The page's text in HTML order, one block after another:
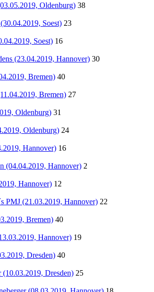
Oldenburg) 38
Soest) 23
Soest) 16
(23.04.2019, Hannover) 30
Bremen) 40
Bremen) 27
Oldenburg) 31
Oldenburg) 24
Hannover) 16
(04.04.2019, Hannover) 2
Hannover) 12
PMJ (21.03.2019, Hannover) 22
Bremen) 40
Hannover) 19
Dresden) 40
(10.03.2019, Dresden) 25